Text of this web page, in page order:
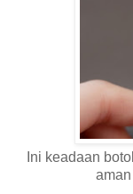
Ini keadaan